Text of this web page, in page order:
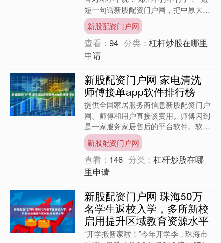
短一句话新股配资门户网，把中原大地
的紧张气息搅得更浓。那时，陇海线与
平汉线在郑州交....
新股配资门户网
查看：94 分类：杠杆炒股在哪里
申请
新股配资门户网 家电清洗
师傅接单app软件排行榜
提供全国家居服务商信息新股配资门户
网。师傅和用户直接谈费用。师傅闪到
是一家服务家居售后的平台软件。软件
覆盖全国用户。为用户提供家居配送、
安装、维修、保养等一站式....
新股配资门户网
查看： 146 分类：杠杆炒股在哪
里申请
新股配资门户网 珠海50万
名学生返校入学，多所新校
启用提升区域教育资源水平
“开学搬新家啦！”今年开学季，珠海市